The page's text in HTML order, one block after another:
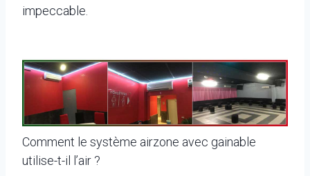
impeccable.
Comment le système airzone avec gainable
utilise-t-il l’air ?